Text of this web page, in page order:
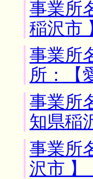
事業所
稲沢市
事業所
所：【
事業所
知県稲
事業所
沢市 】